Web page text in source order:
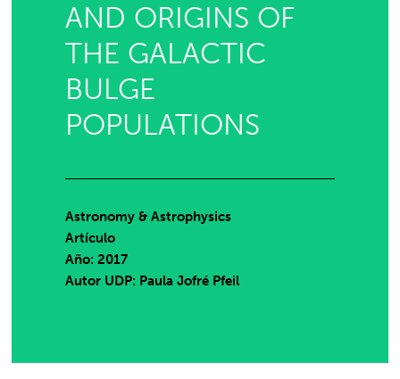
AND ORIGINS OF
THE GALACTIC
BULGE
POPULATIONS
Astronomy & Astrophysics
Artículo
Año: 2017
Autor UDP: Paula Jofré Pfeil